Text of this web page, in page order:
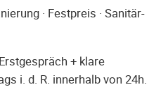
· Festpreis · Sanitär-
+ klare
i. d. R. innerhalb von 24h.